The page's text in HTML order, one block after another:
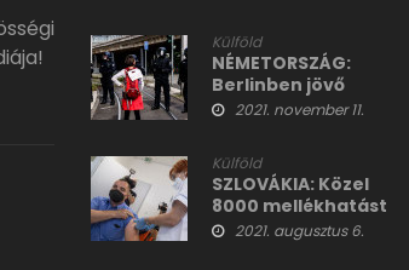
Külföld
NÉMETORSZÁG:
Berlinben jövő
hétfőtől a 2G lesz
2021. november 11.
Külföld
SZLOVÁKIA: Közel
8000 mellékhatást
jelentettek a covid-
2021. augusztus 6.